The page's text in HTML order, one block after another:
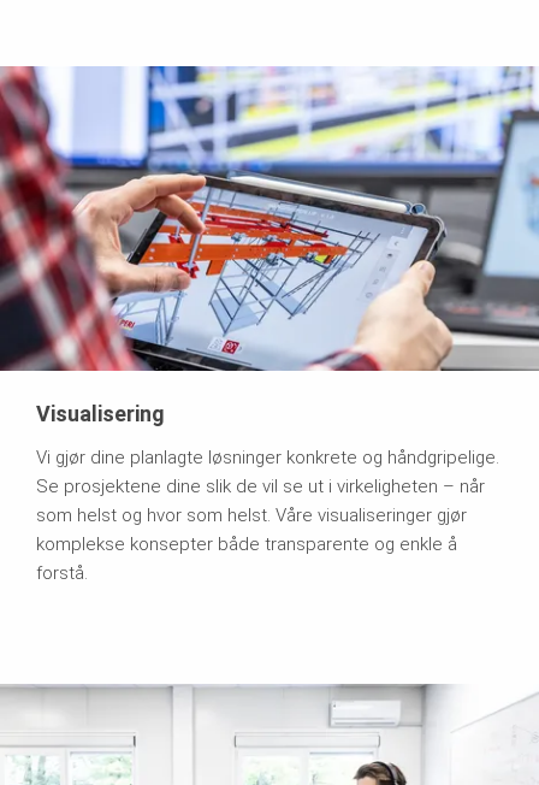
Visualisering
Vi gjør dine planlagte løsninger konkrete og håndgripelige.
Se prosjektene dine slik de vil se ut i virkeligheten – når
som helst og hvor som helst. Våre visualiseringer gjør
komplekse konsepter både transparente og enkle å
forstå.